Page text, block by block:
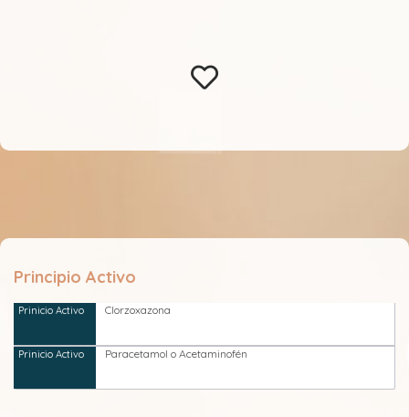
Principio Activo
Clorzoxazona
Paracetamol o Acetaminofén